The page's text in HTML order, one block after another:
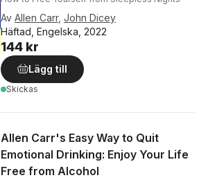
Av Allen Carr, John Dicey
Häftad, Engelska, 2022
144 kr
Lägg till
Skickas
Allen Carr's Easy Way to Quit
Emotional Drinking: Enjoy Your Life
Free from Alcohol